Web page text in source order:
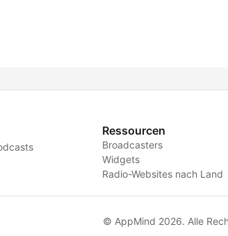
Ressourcen
Broadcasters
Widgets
Radio-Websites nach Land
© AppMind 2026. Alle